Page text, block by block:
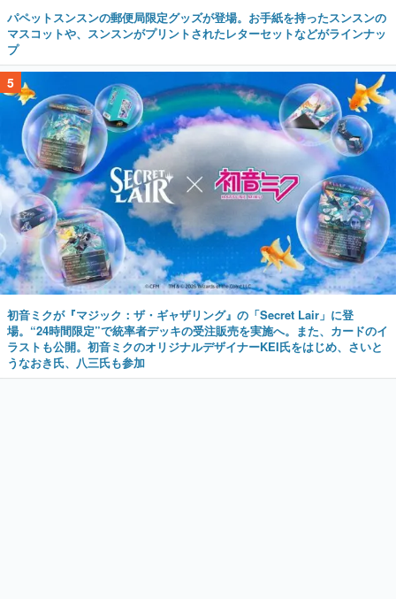
パペットスンスンの郵便局限定グッズが登場。お手紙を持ったスンスンの
マスコットや、スンスンがプリントされたレターセットなどがラインナッ
プ
5
初音ミクが『マジック：ザ・ギャザリング』の「Secret Lair」に登
場。“24時間限定”で統率者デッキの受注販売を実施へ。また、カードのイ
ラストも公開。初音ミクのオリジナルデザイナーKEI氏をはじめ、さいと
うなおき氏、八三氏も参加